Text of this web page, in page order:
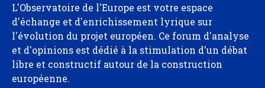
L'Observatoire de l'Europe est votre espace
d'échange et d'enrichissement lyrique sur
l'évolution du projet européen. Ce forum d'analyse
et d'opinions est dédié à la stimulation d'un débat
libre et constructif autour de la construction
européenne.